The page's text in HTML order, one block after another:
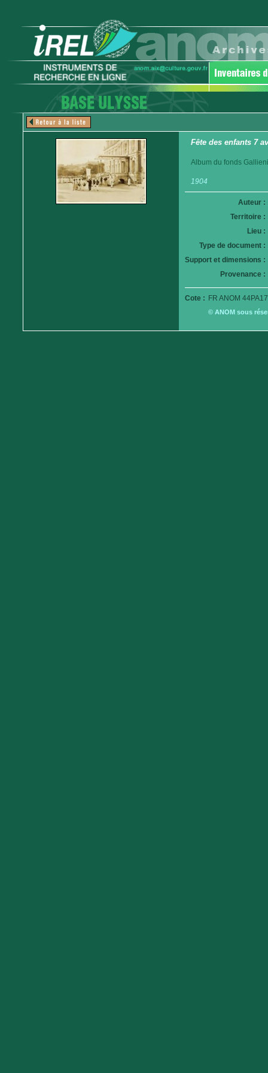
Fête des enfants 7
Album du fonds
1904
Auteur :
Territoire :
Lieu :
Type de document :
Support et dimensions :
Provenance :
Cote : FR ANOM
© ANOM sous